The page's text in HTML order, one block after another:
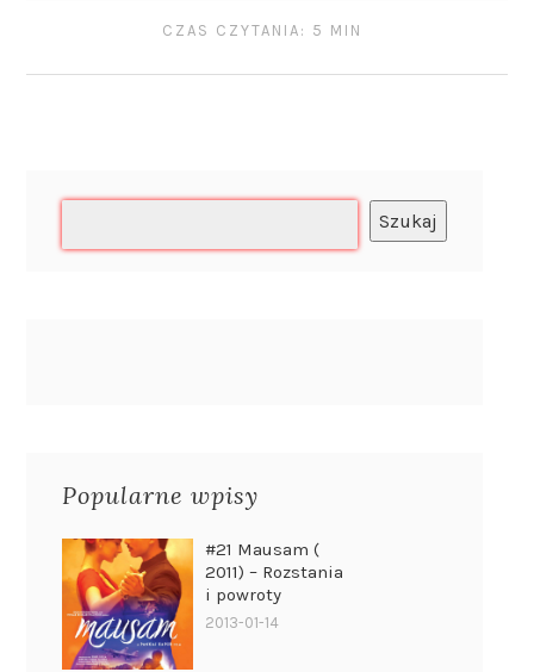
CZAS CZYTANIA: 5 MIN
Szukaj
Popularne wpisy
#21 Mausam (
2011) – Rozstania
i powroty
2013-01-14